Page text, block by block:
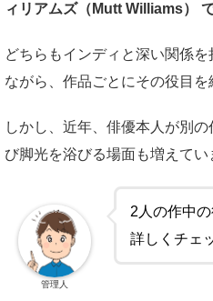
ィリアムズ（Mutt Williams） で
どちらもインディと深い関係
ながら、作品ごとにその役目を
しかし、近年、俳優本人が別
び脚光を浴びる場面も増えてい
2人の作中
詳しくチェ
管理人